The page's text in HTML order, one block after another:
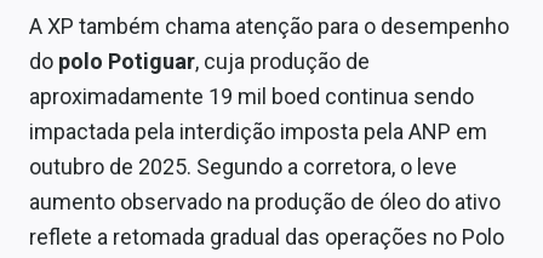
A XP também chama atenção para o desempenho
do polo Potiguar, cuja produção de
aproximadamente 19 mil boed continua sendo
impactada pela interdição imposta pela ANP em
outubro de 2025. Segundo a corretora, o leve
aumento observado na produção de óleo do ativo
reflete a retomada gradual das operações no Polo